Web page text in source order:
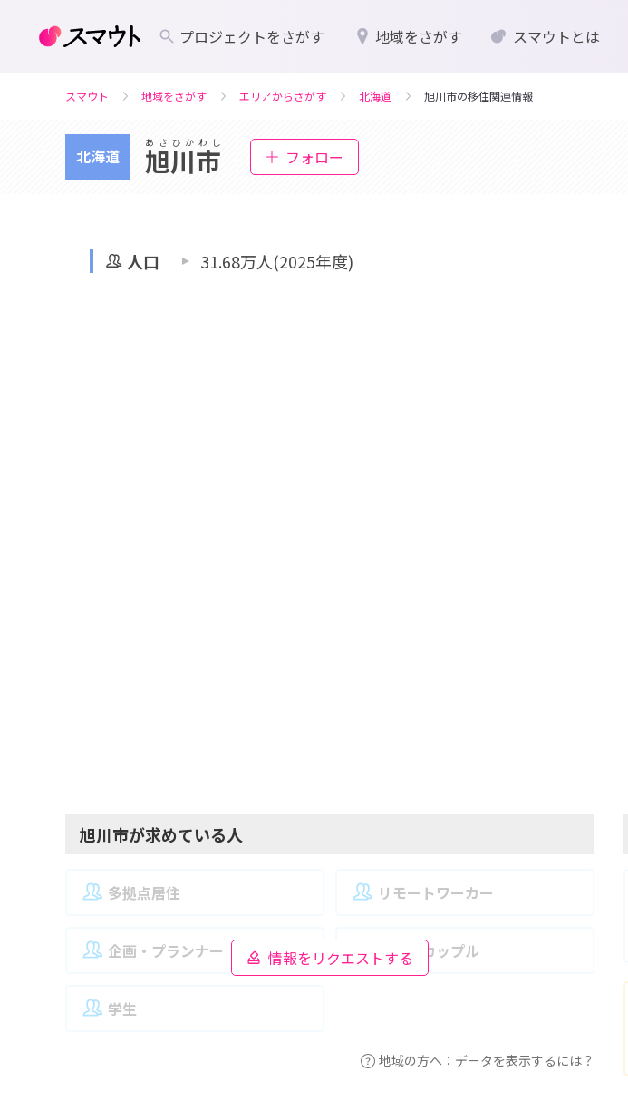
プロジェクトをさがす 地域をさがす スマウトとは
スマウト 地域をさがす エリアからさがす 北海道 旭川市の移住関連情報
北海道
あさひかわし
旭川市 フォロー
人口 31.68万人(2025年度)
旭川市が求めている人
情報をリクエストする
多拠点居住 リモートワーカー
企画・プランナー 夫婦・カップル
学生
地域の方へ：データを表示するには？